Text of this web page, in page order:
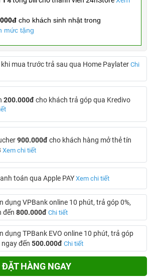
cho khách sinh nhật trong
mức tặng
khi mua trước trả sau qua Home Paylater Chi
200.000đcho khách trả góp qua Kredivo
900.000đcho khách hàng mở thẻ tín
Xem chi tiết
toán qua Apple PAY Xem chi tiết
dụng VPBank online 10 phút, trả góp 0%,
đến 800.000đ Chi tiết
dụng TPBank EVO online 10 phút, trả góp
ngay đến 500.000đ Chi tiết
ĐẶT HÀNG NGAY